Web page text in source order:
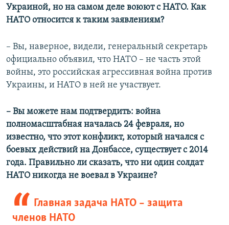
Украиной, но на самом деле воюют с НАТО. Как
НАТО относится к таким заявлениям?
– Вы, наверное, видели, генеральный секретарь
официально объявил, что НАТО – не часть этой
войны, это российская агрессивная война против
Украины, и НАТО в ней не участвует.
– Вы можете нам подтвердить: война
полномасштабная началась 24 февраля, но
известно, что этот конфликт, который начался с
боевых действий на Донбассе, существует с 2014
года. Правильно ли сказать, что ни один солдат
НАТО никогда не воевал в Украине?
Главная задача НАТО – защита
членов НАТО